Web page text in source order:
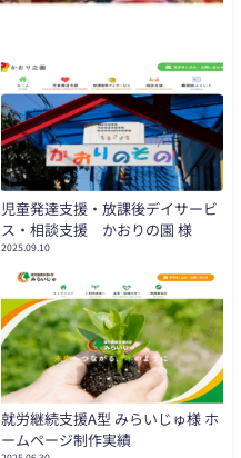
児童発達支援・放課後デイサービ
ス・相談支援 かおりの園 様
2025.09.10
就労継続支援A型 みらいじゅ様 ホ
ームページ制作実績